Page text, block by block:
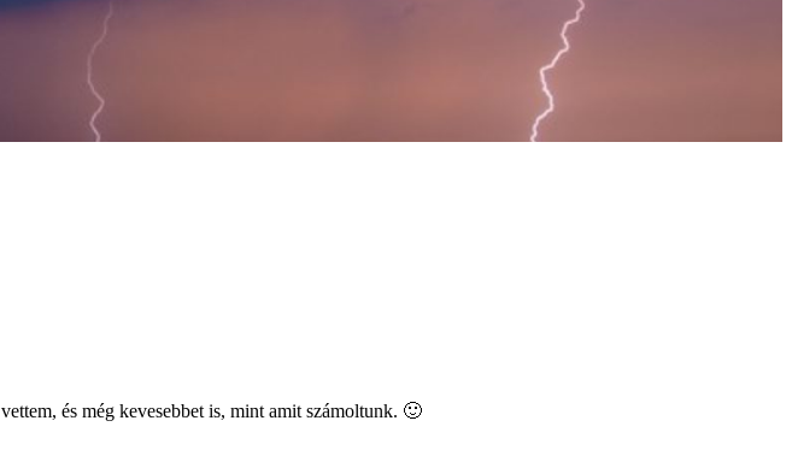
és még kevesebbet is, mint amit számoltunk. 🙂